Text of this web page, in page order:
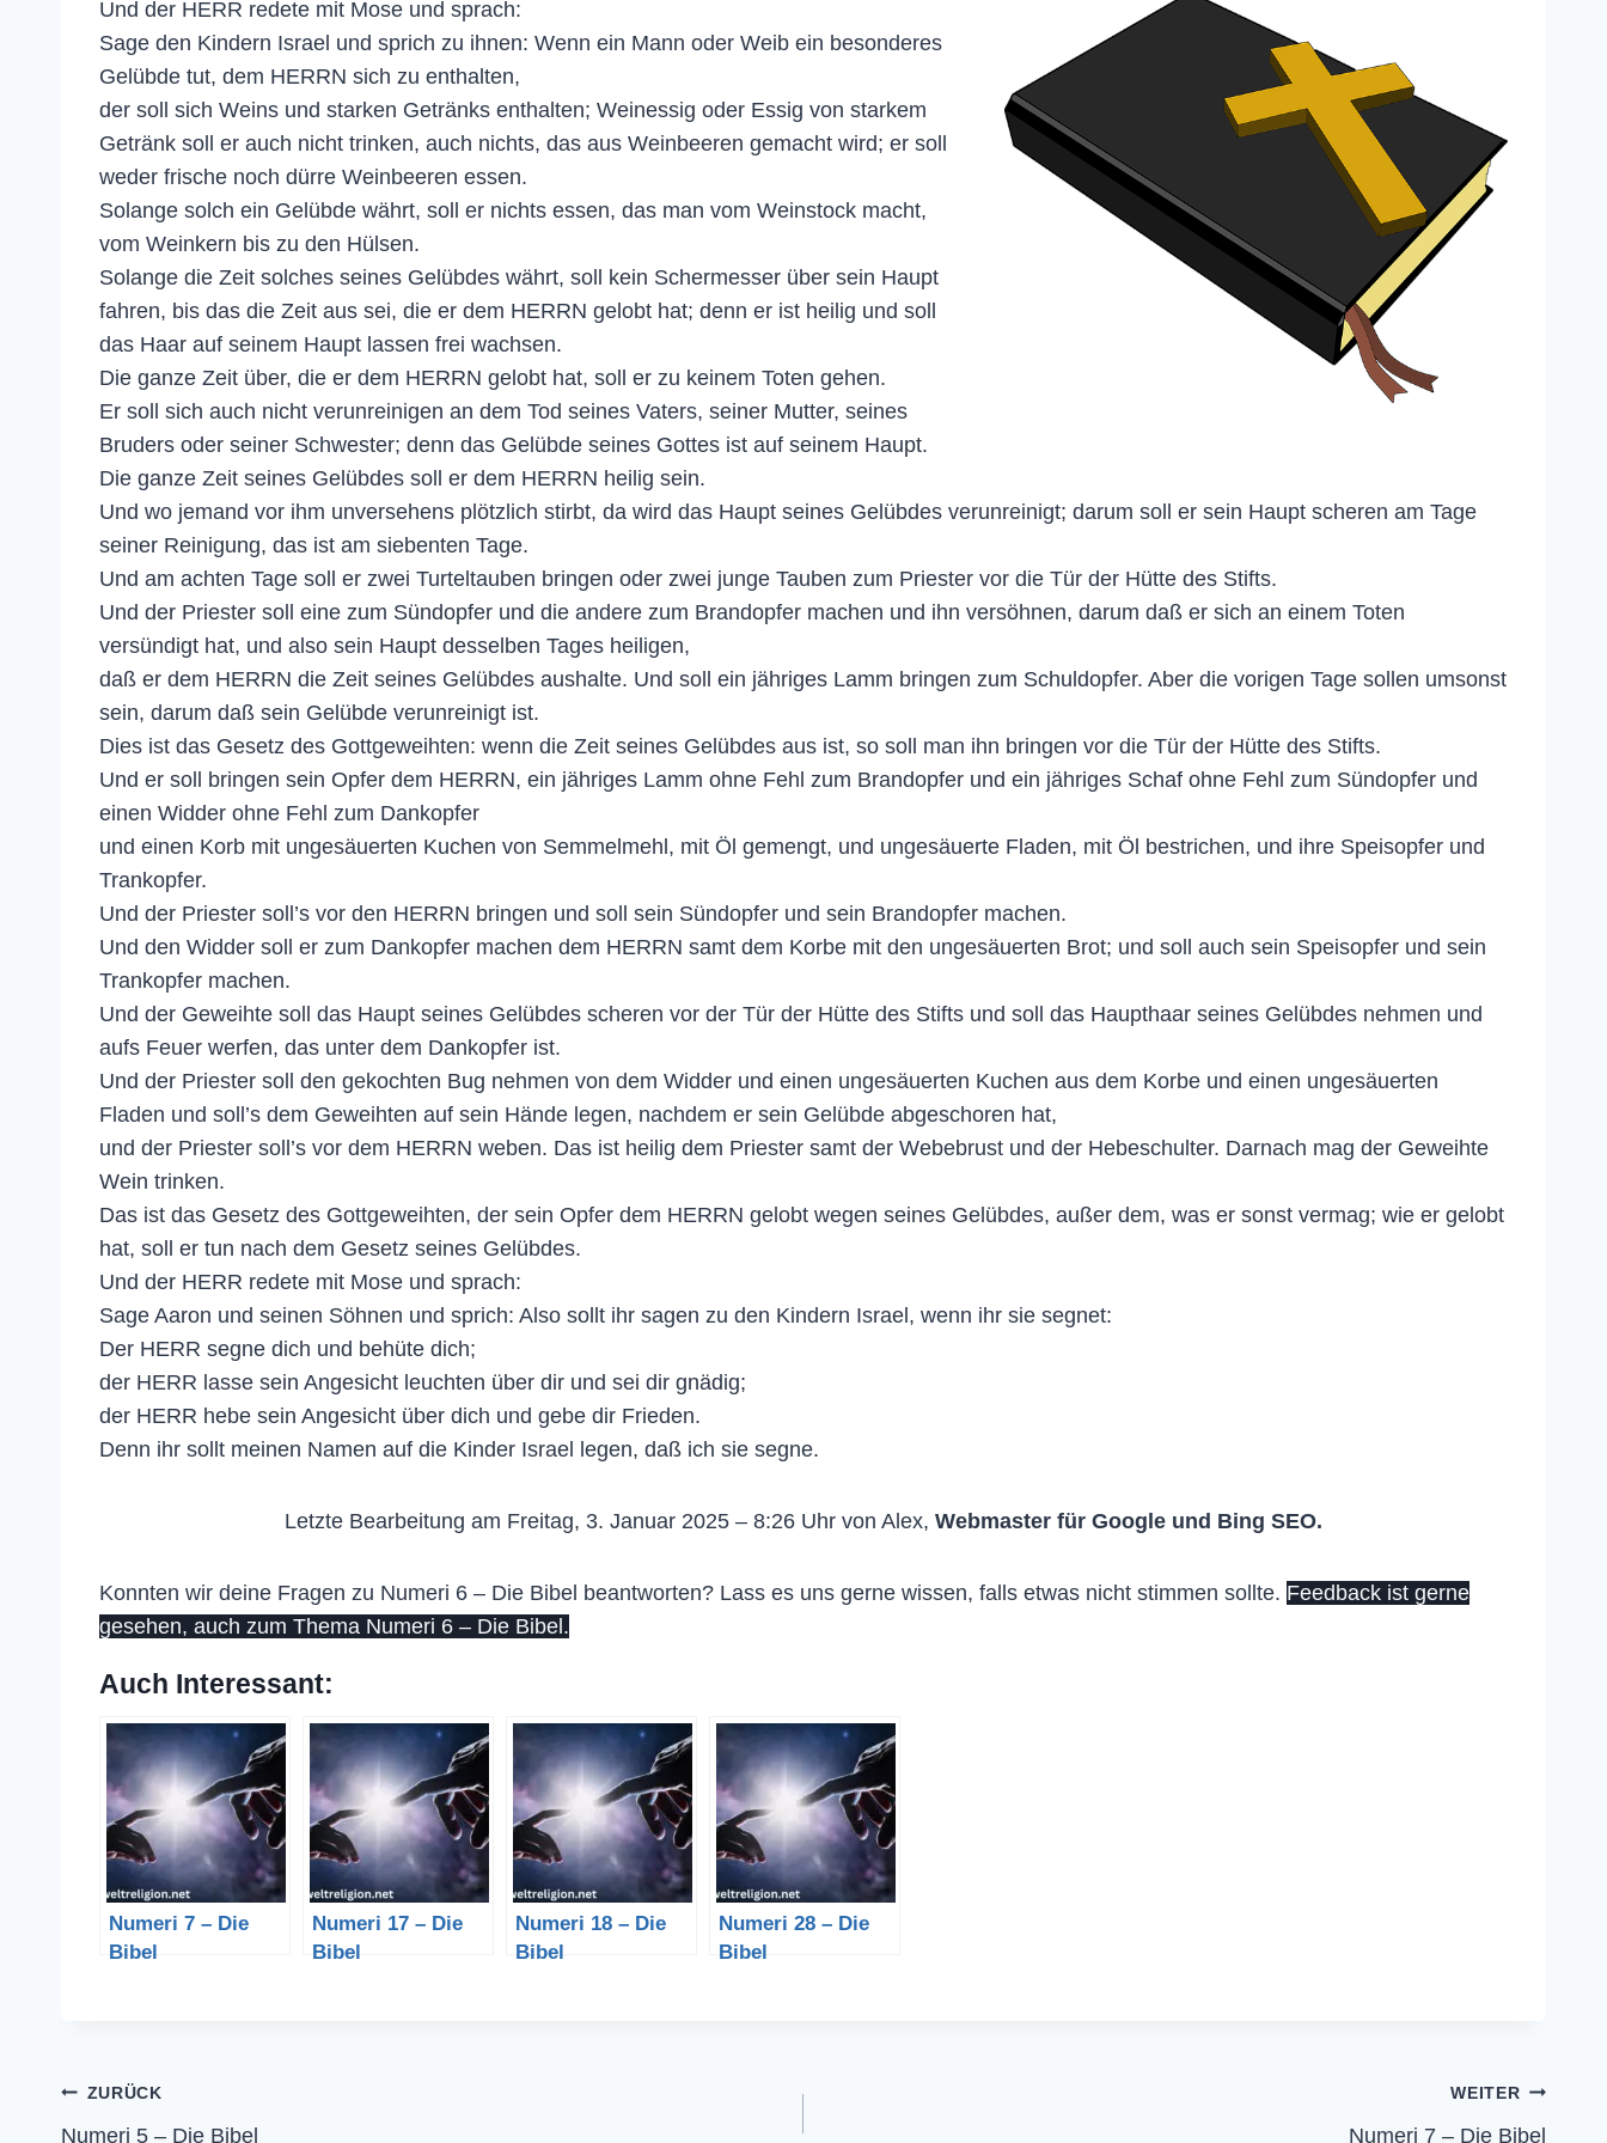
Und der HERR redete mit Mose und sprach:
Sage den Kindern Israel und sprich zu ihnen: Wenn ein Mann oder Weib ein besonderes
Gelübde tut, dem HERRN sich zu enthalten,
der soll sich Weins und starken Getränks enthalten; Weinessig oder Essig von starkem
Getränk soll er auch nicht trinken, auch nichts, das aus Weinbeeren gemacht wird; er soll
weder frische noch dürre Weinbeeren essen.
Solange solch ein Gelübde währt, soll er nichts essen, das man vom Weinstock macht,
vom Weinkern bis zu den Hülsen.
Solange die Zeit solches seines Gelübdes währt, soll kein Schermesser über sein Haupt
fahren, bis das die Zeit aus sei, die er dem HERRN gelobt hat; denn er ist heilig und soll
das Haar auf seinem Haupt lassen frei wachsen.
Die ganze Zeit über, die er dem HERRN gelobt hat, soll er zu keinem Toten gehen.
Er soll sich auch nicht verunreinigen an dem Tod seines Vaters, seiner Mutter, seines
Bruders oder seiner Schwester; denn das Gelübde seines Gottes ist auf seinem Haupt.
Die ganze Zeit seines Gelübdes soll er dem HERRN heilig sein.
Und wo jemand vor ihm unversehens plötzlich stirbt, da wird das Haupt seines Gelübdes verunreinigt; darum soll er sein Haupt scheren am Tage
seiner Reinigung, das ist am siebenten Tage.
Und am achten Tage soll er zwei Turteltauben bringen oder zwei junge Tauben zum Priester vor die Tür der Hütte des Stifts.
Und der Priester soll eine zum Sündopfer und die andere zum Brandopfer machen und ihn versöhnen, darum daß er sich an einem Toten
versündigt hat, und also sein Haupt desselben Tages heiligen,
daß er dem HERRN die Zeit seines Gelübdes aushalte. Und soll ein jähriges Lamm bringen zum Schuldopfer. Aber die vorigen Tage sollen umsonst
sein, darum daß sein Gelübde verunreinigt ist.
Dies ist das Gesetz des Gottgeweihten: wenn die Zeit seines Gelübdes aus ist, so soll man ihn bringen vor die Tür der Hütte des Stifts.
Und er soll bringen sein Opfer dem HERRN, ein jähriges Lamm ohne Fehl zum Brandopfer und ein jähriges Schaf ohne Fehl zum Sündopfer und
einen Widder ohne Fehl zum Dankopfer
und einen Korb mit ungesäuerten Kuchen von Semmelmehl, mit Öl gemengt, und ungesäuerte Fladen, mit Öl bestrichen, und ihre Speisopfer und
Trankopfer.
Und der Priester soll’s vor den HERRN bringen und soll sein Sündopfer und sein Brandopfer machen.
Und den Widder soll er zum Dankopfer machen dem HERRN samt dem Korbe mit den ungesäuerten Brot; und soll auch sein Speisopfer und sein
Trankopfer machen.
Und der Geweihte soll das Haupt seines Gelübdes scheren vor der Tür der Hütte des Stifts und soll das Haupthaar seines Gelübdes nehmen und
aufs Feuer werfen, das unter dem Dankopfer ist.
Und der Priester soll den gekochten Bug nehmen von dem Widder und einen ungesäuerten Kuchen aus dem Korbe und einen ungesäuerten
Fladen und soll’s dem Geweihten auf sein Hände legen, nachdem er sein Gelübde abgeschoren hat,
und der Priester soll’s vor dem HERRN weben. Das ist heilig dem Priester samt der Webebrust und der Hebeschulter. Darnach mag der Geweihte
Wein trinken.
Das ist das Gesetz des Gottgeweihten, der sein Opfer dem HERRN gelobt wegen seines Gelübdes, außer dem, was er sonst vermag; wie er gelobt
hat, soll er tun nach dem Gesetz seines Gelübdes.
Und der HERR redete mit Mose und sprach:
Sage Aaron und seinen Söhnen und sprich: Also sollt ihr sagen zu den Kindern Israel, wenn ihr sie segnet:
Der HERR segne dich und behüte dich;
der HERR lasse sein Angesicht leuchten über dir und sei dir gnädig;
der HERR hebe sein Angesicht über dich und gebe dir Frieden.
Denn ihr sollt meinen Namen auf die Kinder Israel legen, daß ich sie segne.
Letzte Bearbeitung am Freitag, 3. Januar 2025 – 8:26 Uhr von Alex, Webmaster für Google und Bing SEO.
Konnten wir deine Fragen zu Numeri 6 – Die Bibel beantworten? Lass es uns gerne wissen, falls etwas nicht stimmen sollte. Feedback ist gerne
gesehen, auch zum Thema Numeri 6 – Die Bibel.
Auch Interessant:
Numeri 7 – Die
Bibel
Numeri 17 – Die
Bibel
Numeri 18 – Die
Bibel
Numeri 28 – Die
Bibel
Beitragsnavigation
ZURÜCK
Numeri 5 – Die Bibel
WEITER
Numeri 7 – Die Bibel